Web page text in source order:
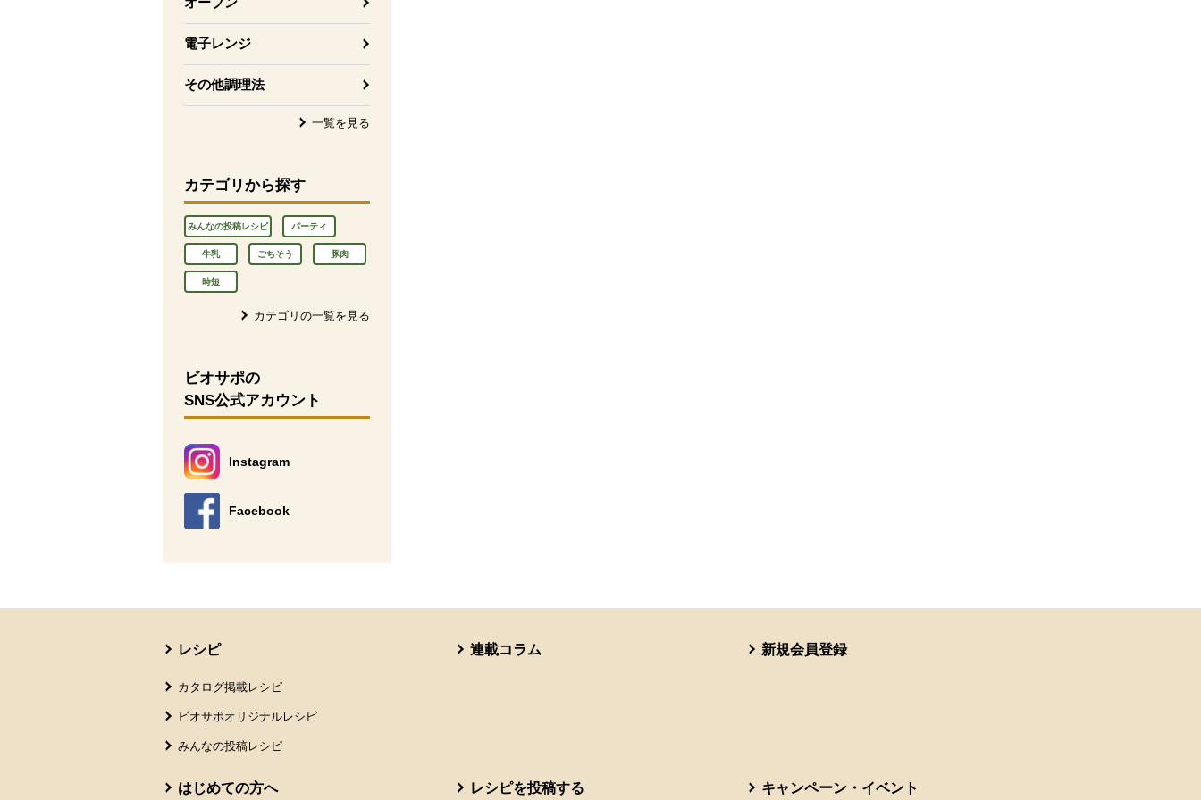
電子レンジ
その他調理法
一覧を見る
カテゴリから探す
みんなの投稿レシピ パーティ
牛乳 ごちそう 豚肉
時短
カテゴリの一覧を見る
ビオサポの
SNS公式アカウント
Instagram
別のウィンドウで開きます。
Facebook
別のウィンドウで開きます。
レシピ
カタログ掲載レシピ
ビオサポオリジナルレシピ
みんなの投稿レシピ
連載コラム 新規会員登録
はじめての方へ レシピを投稿する キャンペーン・イベント